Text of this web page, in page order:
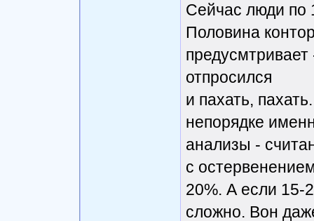
Сейчас люди по
Половина
предусмтривает
отпросился
и пахать,
непорядке
анализы -
с
20%. А если 15-
сложно. Вон